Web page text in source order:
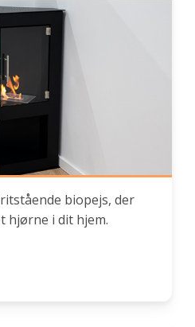
biopejs, der
hjørne i dit hjem.